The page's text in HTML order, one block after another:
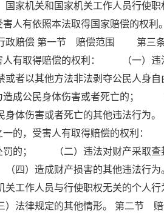
机关和国家机关工作人员行使职
害人有依照本法取得国家赔偿的
政赔偿 第一节 赔偿范围 第三
人有取得赔偿的权利： （一）违
者以其他方法非法剥夺公民人身
造成公民身体伤害或者死亡的；
体伤害或者死亡的其他违法行
一的，受害人有取得赔偿的权利
罚的； （二）违法对财产采取查
）造成财产损害的其他违法行
工作人员与行使职权无关的个人
法律规定的其他情形。 第二节